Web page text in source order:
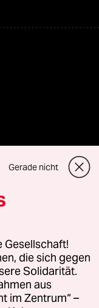
für Genehmigungen
Richtlinien
Gerade nicht
die sich gegen
Solidarität.
aus
im Zentrum“ –